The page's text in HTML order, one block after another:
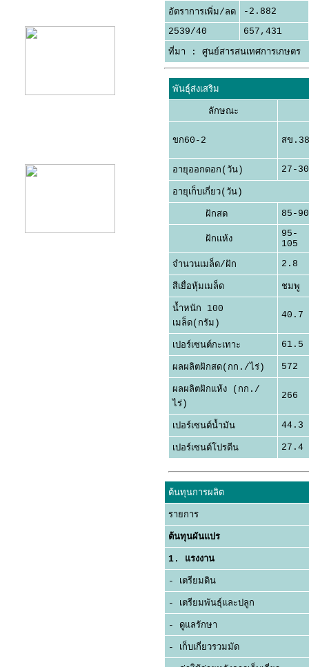
อัตราการเพิ่ม/ลด
-2.882
2539/40
657,431
ที่มา : ศูนย์สารสนเทศการเกษตร
พันธุ์ส่งเสริม
ลักษณะ
ขก60-2 สข.38
อายุออกดอก(วัน) 27-30
อายุเก็บเกี่ยว(วัน)
ฝักสด 85-90
ฝักแห้ง
95-
105
จำนวนเมล็ด/ฝัก
2.8
สีเยื่อหุ้มเมล็ด ชมพู
น้ำหนัก 100
เมล็ด(กรัม)
40.7
เปอร์เซนต์กะเทาะ 61.5
ผลผลิตฝักสด(กก./ไร่) 572
ผลผลิตฝักแห้ง (กก./
ไร่)
266
เปอร์เซนต์น้ำมัน 44.3
เปอร์เซนต์โปรตีน 27.4
ต้นทุนการผลิต
รายการ
ต้นทุนผันแปร
1. แรงงาน
- เตรียมดิน
- เตรียมพันธุ์และปลูก
- ดูแลรักษา
- เก็บเกี่ยวรวมมัด